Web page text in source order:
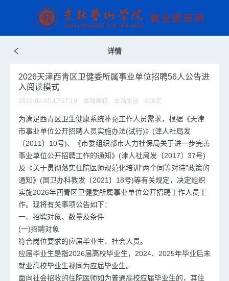
详情
2026天津西青区卫健委所属事业单位招聘56人公告进
入阅读模式
2026-02-05 17:27:19 本站编辑 本站原创 466次
为满足西青区卫生健康系统补充工作人员需求，根据《天津
市事业单位公开招聘人员实施办法(试行)》(津人社局发
〔2011〕10号)、《市委组织部市人力社保局关于进一步完善
事业单位公开招聘工作的通知》(津人社局发〔2017〕37号)
及《关于贯彻落实住院医师规范化培训“两个同等对待”政策的
通知》(国卫办科教发〔2021〕18号)等有关规定，决定组织
实施2026年西青区卫健委所属事业单位公开招聘工作人员工
作。现将有关事项公告如下：
一、招聘对象、数量及条件
(一)招聘对象
符合岗位要求的应届毕业生、社会人员。
应届毕业生是指2026届高校毕业生，2024、2025年毕业后未
就业高校毕业生视同为应届毕业生。
面向社会招收的住院医师如为普通高校应届毕业生的，其住